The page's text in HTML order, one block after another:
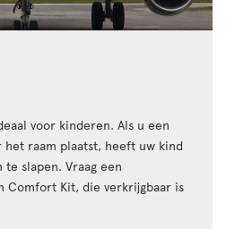
voor kinderen. Als u een
het raam plaatst, heeft uw kind
slapen. Vraag een
Comfort Kit, die verkrijgbaar is